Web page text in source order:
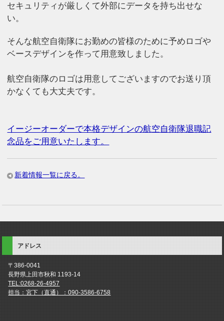
セキュリティが厳しくて外部にデータを持ち出せな
い。
そんな航空自衛隊にお勤めの皆様のために予めロゴや
ベースデザインを作って用意致しました。
航空自衛隊のロゴは用意してございますのでお送り頂
かなくても大丈夫です。
イージーオーダーで本格デザインの航空自衛隊退職記
念品をご用意いたします。
新着情報一覧に戻る。
アドレス
〒386-0041
長野県上田市秋和 1193-14
TEL:0268-26-4957
担当：宮下（直通）：090-3586-6758